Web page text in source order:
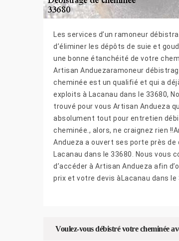
Les services d’un ramoneur
d’éliminer les dépôts de suie et
une bonne étanchéité de votre
Artisan Anduezaramoneur
cheminée est un qualifié et qui a
exploits à Lacanau dans le 33680,
trouvé pour vous Artisan Andueza
absolument tout pour entretien
cheminée., alors, ne craignez rien
Andueza a ouvert ses porte près de
Lacanau dans le 33680. Nous vous
d’accéder à Artisan Andueza afin
prix et votre devis àLacanau dans le
Voulez-vous débistré votre cheminée